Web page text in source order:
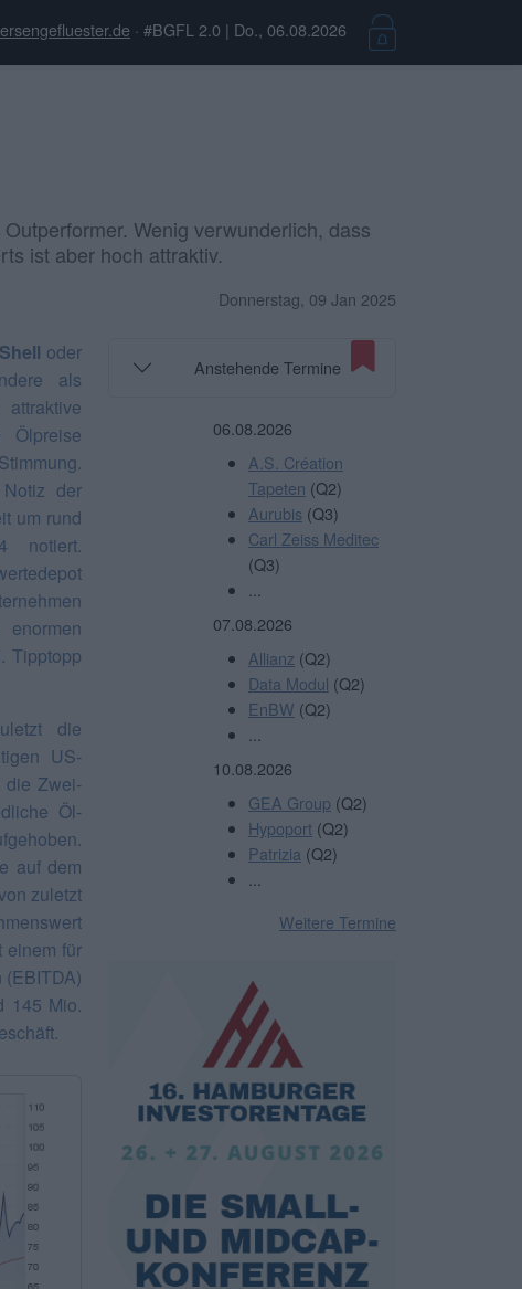
· #BGFL 2.0 | Do., 06.08.2026
Wenig verwunderlich, dass
ist aber hoch attraktiv.
Donnerstag, 09 Jan 2025
Shell oder
als
Ölpreise
der
um rund
notiert.
Tipptopp
die
US-
die Zwei-
Öl-
auf dem
zuletzt
einem für
145 Mio.
Anstehende Termine
06.08.2026
A.S. Création
Tapeten (Q2)
Aurubis (Q3)
Carl Zeiss Meditec
(Q3)
07.08.2026
Allianz (Q2)
Data Modul (Q2)
EnBW (Q2)
10.08.2026
GEA Group (Q2)
Hypoport (Q2)
Patrizia (Q2)
Weitere Termine